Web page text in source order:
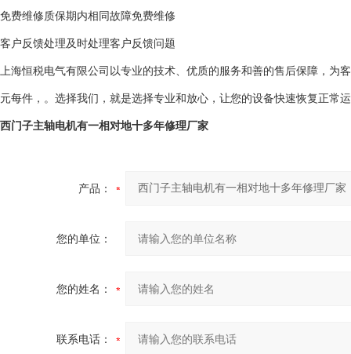
免费维修质保期内相同故障免费维修
客户反馈处理及时处理客户反馈问题
上海恒税电气有限公司以专业的技术、优质的服务和善的售后保障，为
元每件，。选择我们，就是选择专业和放心，让您的设备快速恢复正常
西门子主轴电机有一相对地十多年修理厂家
产品：
您的单位：
您的姓名：
联系电话：